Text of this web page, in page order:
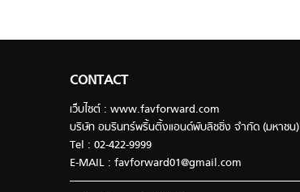
CONTACT
เว็บไซต์ : www.favforward.com
บริษัท อมรินทร์พริ้นติ้งแอนด์พับลิชชิ่ง จำกัด (มหาชน)
Tel : 02-422-9999
E-MAIL : favforward01@gmail.com